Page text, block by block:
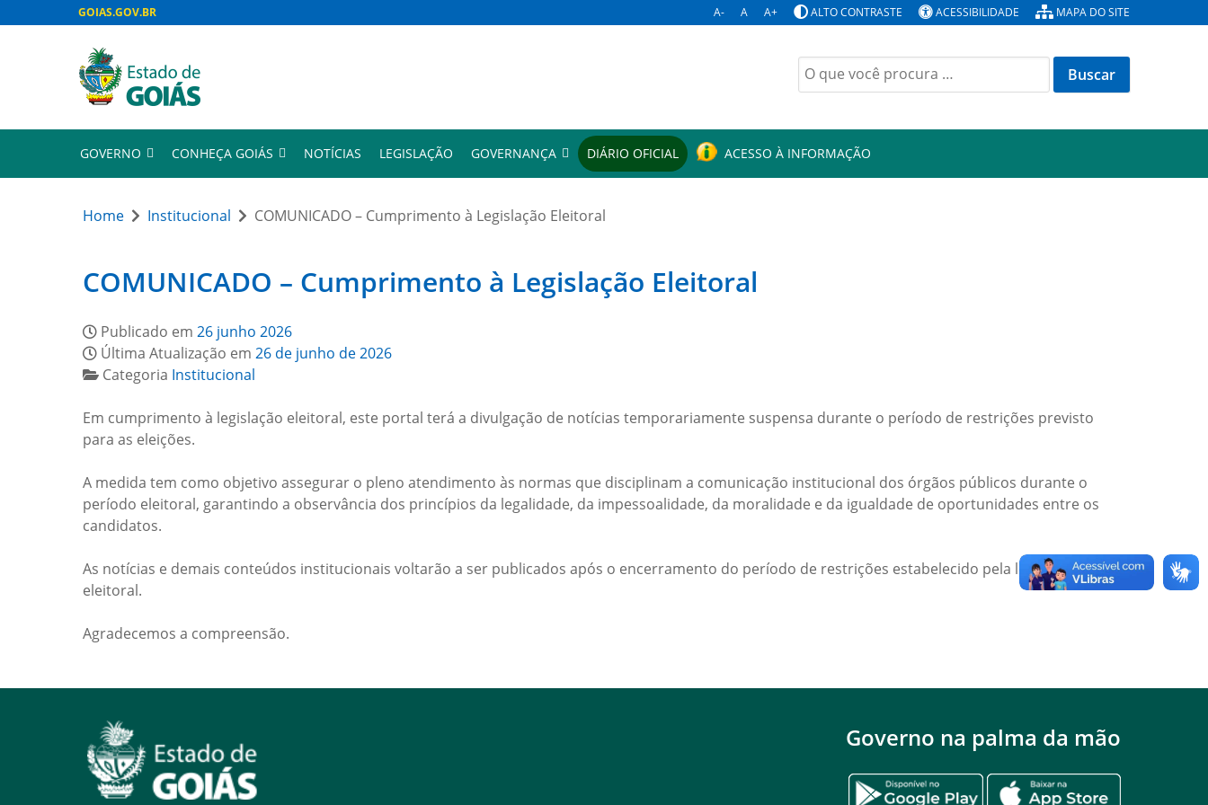
GOIAS.GOV.BR A- A A+ ALTO CONTRASTE ACESSIBILIDADE MAPA DO SITE
Buscar
por:
GOVERNO CONHEÇA GOIÁS NOTÍCIAS LEGISLAÇÃO GOVERNANÇA DIÁRIO OFICIAL ACESSO À INFORMAÇÃO
Home Institucional COMUNICADO – Cumprimento à Legislação Eleitoral
COMUNICADO – Cumprimento à Legislação Eleitoral
Publicado em 26 junho 2026
Última Atualização em 26 de junho de 2026
Categoria Institucional
Em cumprimento à legislação eleitoral, este portal terá a divulgação de notícias temporariamente suspensa durante o período de restrições previsto
para as eleições.
A medida tem como objetivo assegurar o pleno atendimento às normas que disciplinam a comunicação institucional dos órgãos públicos durante o
período eleitoral, garantindo a observância dos princípios da legalidade, da impessoalidade, da moralidade e da igualdade de oportunidades entre os
candidatos.
As notícias e demais conteúdos institucionais voltarão a ser publicados após o encerramento do período de restrições estabelecido pela legislação
eleitoral.
Agradecemos a compreensão.
Governo na palma da mão